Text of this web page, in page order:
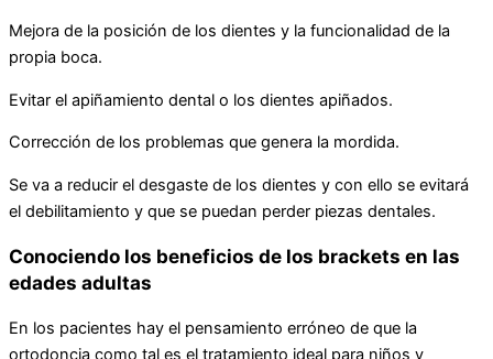
Mejora de la posición de los dientes y la funcionalidad de la
propia boca.
Evitar el apiñamiento dental o los dientes apiñados.
Corrección de los problemas que genera la mordida.
Se va a reducir el desgaste de los dientes y con ello se evitará
el debilitamiento y que se puedan perder piezas dentales.
Conociendo los beneficios de los brackets en las
edades adultas
En los pacientes hay el pensamiento erróneo de que la
ortodoncia como tal es el tratamiento ideal para niños y